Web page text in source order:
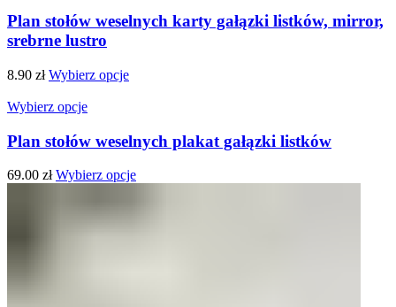
Plan stołów weselnych karty gałązki listków, mirror,
srebrne lustro
8.90 zł Wybierz opcje
Wybierz opcje
Plan stołów weselnych plakat gałązki listków
69.00 zł Wybierz opcje